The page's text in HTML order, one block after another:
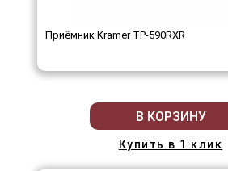
Приёмник Kramer TP-590RXR
В КОРЗИНУ
Купить в 1 клик